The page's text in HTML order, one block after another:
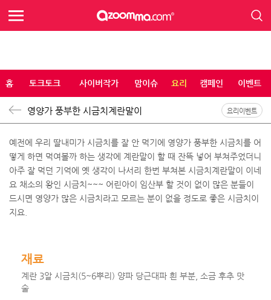
홈 토크토크 사이버작가 맘이슈 요리 캠페인 이벤트
영양가 풍부한 시금치계란말이 요리이벤트
예전에 우리 딸내미가 시금치를 잘 안 먹기에 영양가 풍부한 시금치를 어
떻게 하면 먹여볼까 하는 생각에 계란말이 할 때 잔뜩 넣어 부쳐주었더니
아주 잘 먹던 기억에 옛 생각이 나서리 한번 부쳐본 시금치계란말이 이네
요 채소의 왕인 시금치~~~ 어린아이 임산부 할 것이 없이 많은 분들이
드시면 영양가 많은 시금치라고 모르는 분이 없을 정도로 좋은 시금치이
지요.
재료
계란 3알 시금치(5~6뿌리) 양파 당근대파 흰 부분, 소금 후추 맛
술